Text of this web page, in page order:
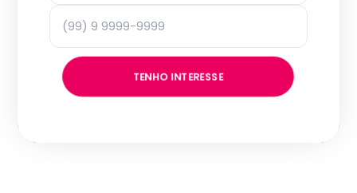
TENHO INTERESSE